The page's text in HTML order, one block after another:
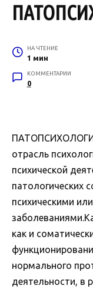
НА ЧТЕНИЕ
1 мин
КОММЕНТАРИИ
0
отрасль
психической
патологических
психическими
как и
нормального
деятельности, в